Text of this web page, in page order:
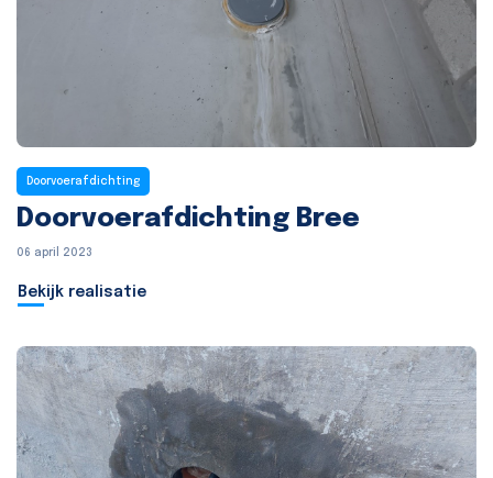
Doorvoerafdichting
Doorvoerafdichting Bree
06 april 2023
Bekijk realisatie